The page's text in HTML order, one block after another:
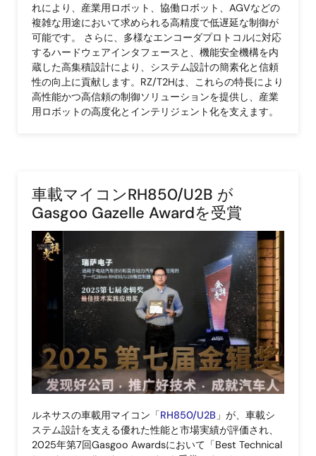
れにより、産業用ロボット、協働ロボット、AGVなどの
複雑な用途において求められる高精度で低遅延な制御が
可能です。 さらに、多様なエンコーダプロトコルに対応
するハードウェアインタフェースと、機能安全機構を内
蔵した高集積設計により、システム設計の簡素化と信頼
性の向上に貢献します。RZ/T2Hは、これらの特長により
高性能かつ高信頼の制御ソリューションを提供し、産業
用ロボットの高度化とインテリジェント化を支えます。
車載マイコンRH850/U2B が
Gasgoo Gazelle Awardを受賞
画
ルネサスの車載用マイコン「RH850/U2B 」が、車載シ
ステム設計を支える優れた性能と市場実績が評価され、
2025年第7回Gasgoo Awardsにおいて「Best Technical